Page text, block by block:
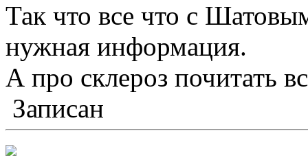
Так что все что с
нужная информация.
А про склероз почитать
Записан